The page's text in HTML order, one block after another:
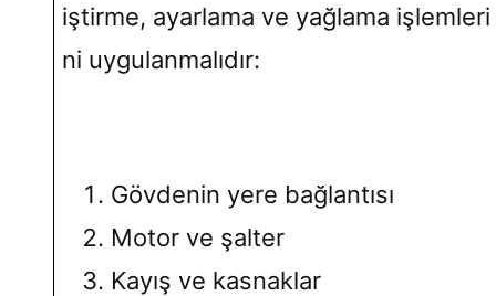
iştirme, ayarlama ve yağlama işlemleri
ni uygulanmalıdır:
Gövdenin yere bağlantısı
Motor ve şalter
Kayış ve kasnaklar